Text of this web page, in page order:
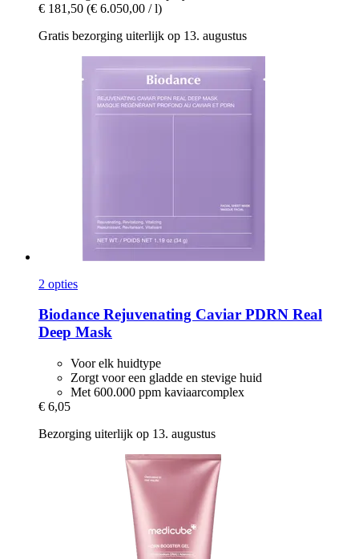
€ 181,50 (€ 6.050,00 / l)
Gratis bezorging uiterlijk op 13. augustus
2 opties
Biodance Rejuvenating Caviar PDRN Real
Deep Mask
Voor elk huidtype
Zorgt voor een gladde en stevige huid
Met 600.000 ppm kaviaarcomplex
€ 6,05
Bezorging uiterlijk op 13. augustus